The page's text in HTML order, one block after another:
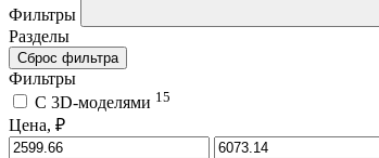
Фильтры
Разделы
Сброс фильтра
Фильтры
C 3D-моделями 15
Цена, ₽